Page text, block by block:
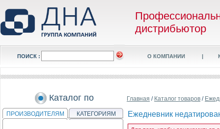
дистрибьютор
ПОИСК : О КОМПАНИИ |
Каталог по
ПРОИЗВОДИТЕЛЯМ КАТЕГОРИЯМ
Главная / Каталог товаров /
Ежедневник